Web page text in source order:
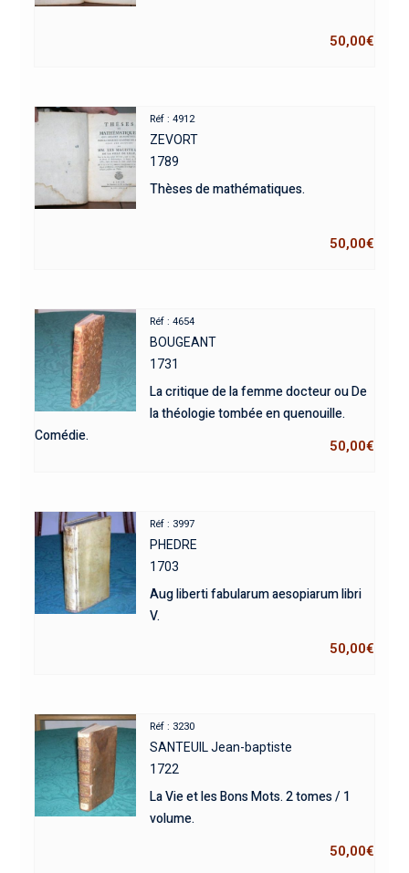
50,00€
Réf : 4912
ZEVORT
1789
Thèses de mathématiques.
50,00€
Réf : 4654
BOUGEANT
1731
La critique de la femme docteur ou De
la théologie tombée en quenouille.
Comédie.
50,00€
Réf : 3997
PHEDRE
1703
Aug liberti fabularum aesopiarum libri
V.
50,00€
Réf : 3230
SANTEUIL Jean-baptiste
1722
La Vie et les Bons Mots. 2 tomes / 1
volume.
50,00€